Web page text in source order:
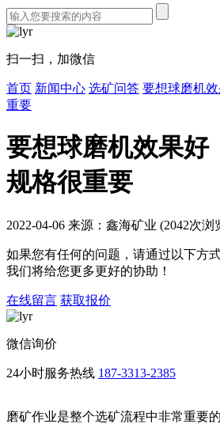
扫一扫，加微信
首页 新闻中心 选矿问答 要想球磨机
重要
要想球磨机效果好
规格很重要
2022-04-06 来源：鑫海矿业 (2042次浏
如果您有任何的问题，请通过以下方
我们将给您更多更好的协助！
在线留言 获取报价
微信询价
24小时服务热线 187-3313-2385
磨矿作业是整个选矿流程中非常重要